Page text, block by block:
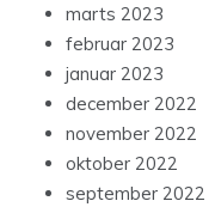
marts 2023
februar 2023
januar 2023
december 2022
november 2022
oktober 2022
september 2022